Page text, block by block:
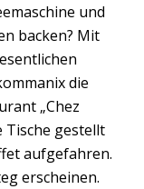
und
backen? Mit
die
„Chez
Tische gestellt
aufgefahren.
erscheinen.